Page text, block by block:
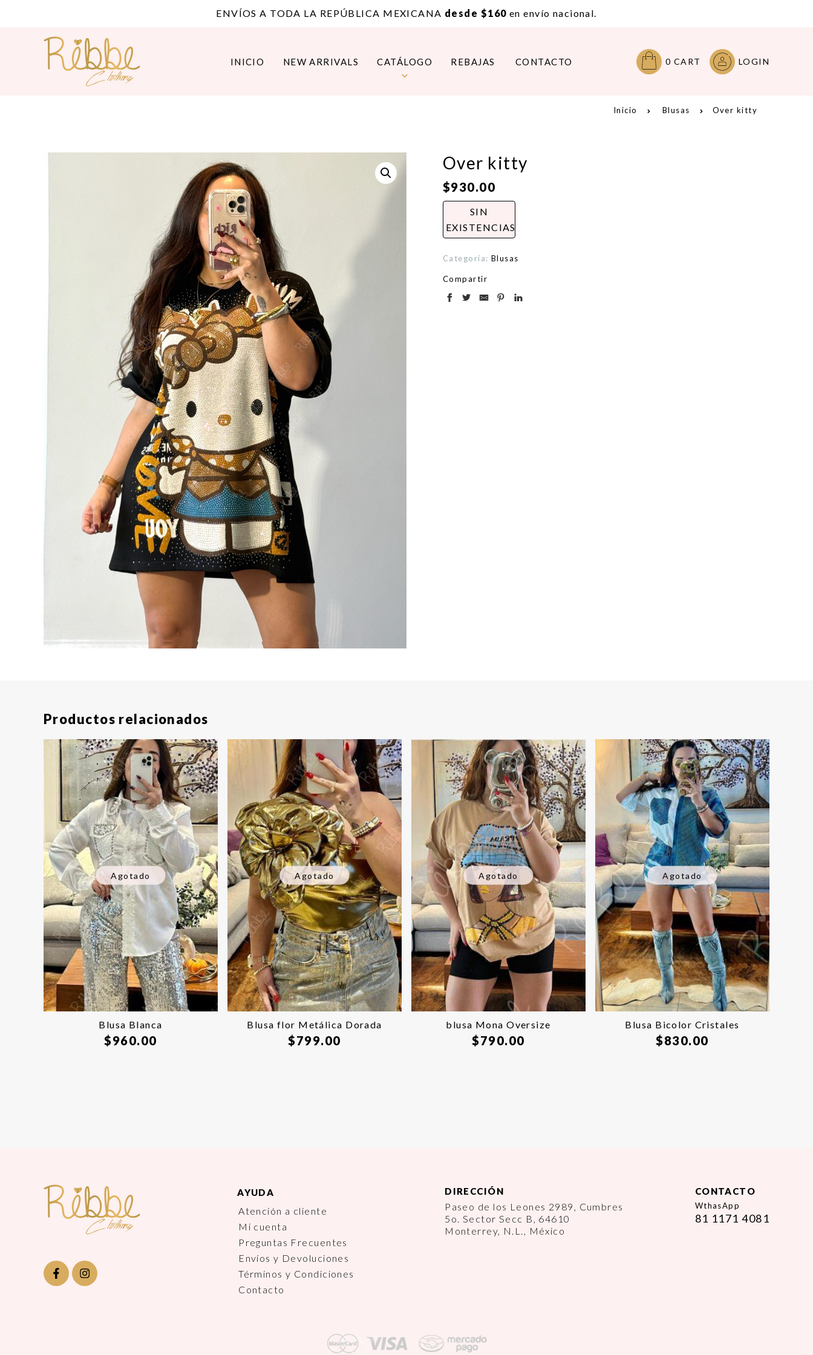
ENVÍOS A TODA LA REPÚBLICA MEXICANA desde $160 en envío nacional.
INICIO NEW ARRIVALS CATÁLOGO REBAJAS CONTACTO 0 CART LOGIN
Inicio Blusas Over kitty
Over kitty
$930.00
SIN
EXISTENCIAS
Categoría: Blusas
Compartir
Productos relacionados
Agotado
Blusa Blanca
$960.00
Agotado
Blusa flor Metálica Dorada
$799.00
Agotado
blusa Mona Oversize
$790.00
Agotado
Blusa Bicolor Cristales
$830.00
AYUDA
Atención a cliente
Mi cuenta
Preguntas Frecuentes
Envíos y Devoluciones
Términos y Condiciones
Contacto
DIRECCIÓN
Paseo de los Leones 2989, Cumbres
5o. Sector Secc B, 64610
Monterrey, N.L., México
CONTACTO
WthasApp
81 1171 4081